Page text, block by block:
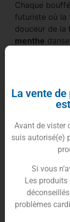
Chaque
futuriste où la
douceur de la
menthe
framboise
,
apporte une
Pour les
nouvelles
est un choix
Son
véritable
La vente
Avant de vister
suis autorisé(e)
Si vous
Les
problèmes